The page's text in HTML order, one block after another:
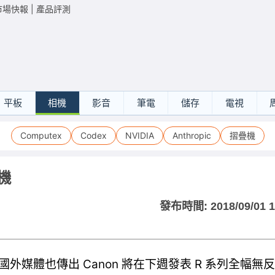
場快報 產品評測
平板 相機 影音 筆電 儲存 電視
Computex Codex NVIDIA Anthropic 摺疊機
發布時間: 2018/09/01
外媒體也傳出 Canon 將在下週發表 R 系列全幅無